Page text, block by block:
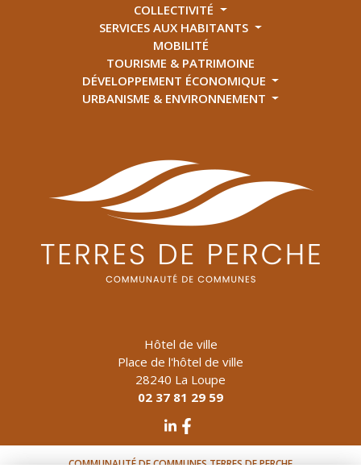
COLLECTIVITÉ
SERVICES AUX HABITANTS
MOBILITÉ
TOURISME & PATRIMOINE
DÉVELOPPEMENT ÉCONOMIQUE
URBANISME & ENVIRONNEMENT
Hôtel de ville
Place de l'hôtel de ville
28240 La Loupe
02 37 81 29 59
COMMUNAUTÉ DE COMMUNES TERRES DE PERCHE